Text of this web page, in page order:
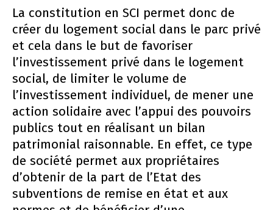
La constitution en SCI permet donc de
créer du logement social dans le parc privé
et cela dans le but de favoriser
l’investissement privé dans le logement
social, de limiter le volume de
l’investissement individuel, de mener une
action solidaire avec l’appui des pouvoirs
publics tout en réalisant un bilan
patrimonial raisonnable. En effet, ce type
de société permet aux propriétaires
d’obtenir de la part de l’Etat des
subventions de remise en état et aux